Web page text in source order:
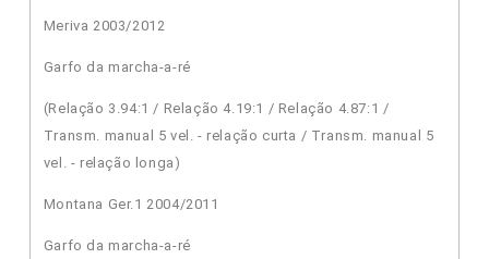
Meriva 2003/2012
Garfo da marcha-a-ré
(Relação 3.94:1 / Relação 4.19:1 / Relação 4.87:1 /
Transm. manual 5 vel. - relação curta / Transm. manual 5
vel. - relação longa)
Montana Ger.1 2004/2011
Garfo da marcha-a-ré